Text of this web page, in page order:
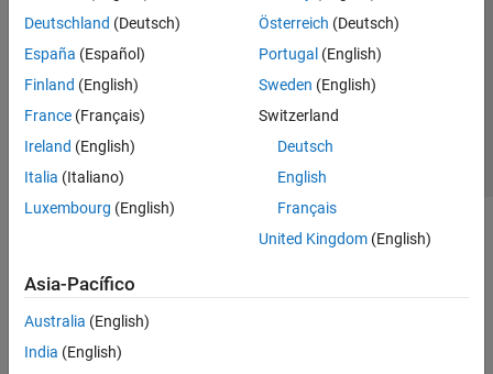
Deutschland (Deutsch)
España (Español)
Finland (English)
France (Français)
Ireland (English)
Italia (Italiano)
Luxembourg (English)
Österreich (Deutsch)
Portugal (English)
Sweden (English)
Switzerland
Deutsch
English
Français
United Kingdom(English)
Asia-Pacífico
Australia (English)
India (English)
Información de contacto
© 1994-2026 The MathWorks, Inc.